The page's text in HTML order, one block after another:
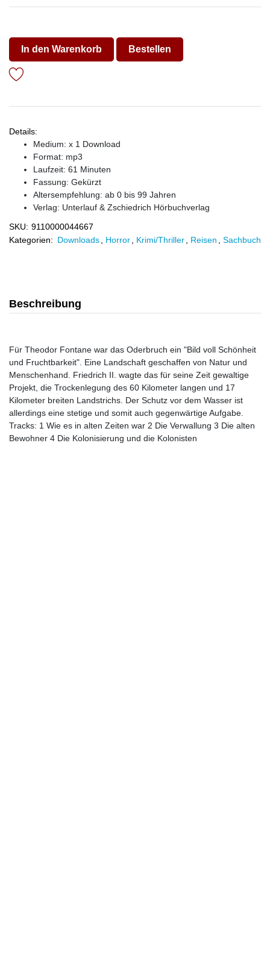
In den Warenkorb Bestellen
Details:
Medium: x 1 Download
Format: mp3
Laufzeit: 61 Minuten
Fassung: Gekürzt
Altersempfehlung: ab 0 bis 99 Jahren
Verlag: Unterlauf & Zschiedrich Hörbuchverlag
SKU: 9110000044667
Kategorien: Downloads Horror Krimi/Thriller Reisen Sachbuch
Beschreibung
Für Theodor Fontane war das Oderbruch ein "Bild voll Schönheit
und Fruchtbarkeit". Eine Landschaft geschaffen von Natur und
Menschenhand. Friedrich II. wagte das für seine Zeit gewaltige
Projekt, die Trockenlegung des 60 Kilometer langen und 17
Kilometer breiten Landstrichs. Der Schutz vor dem Wasser ist
allerdings eine stetige und somit auch gegenwärtige Aufgabe.
Tracks: 1 Wie es in alten Zeiten war 2 Die Verwallung 3 Die alten
Bewohner 4 Die Kolonisierung und die Kolonisten